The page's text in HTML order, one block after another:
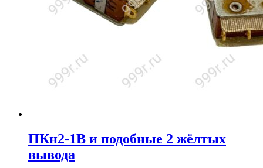
ПКн2-1В и подобные 2 жёлтых
вывода